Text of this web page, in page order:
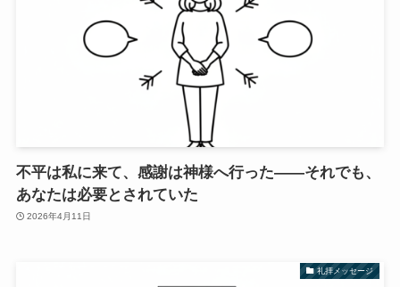
不平は私に来て、感謝は神様へ行った――それでも、
あなたは必要とされていた
2026年4月11日
礼拝メッセージ